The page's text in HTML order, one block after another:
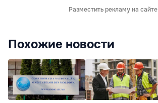
Разместить рекламу на сайте
Похожие новости